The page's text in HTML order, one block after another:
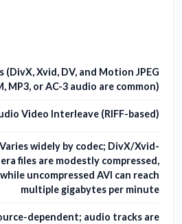
(DivX, Xvid, DV, and Motion JPEG
MP3, or AC-3 audio are common)
Video Interleave (RIFF-based)
Varies widely by codec; DivX/Xvid-
era files are modestly compressed,
while uncompressed AVI can reach
multiple gigabytes per minute
dependent; audio tracks are